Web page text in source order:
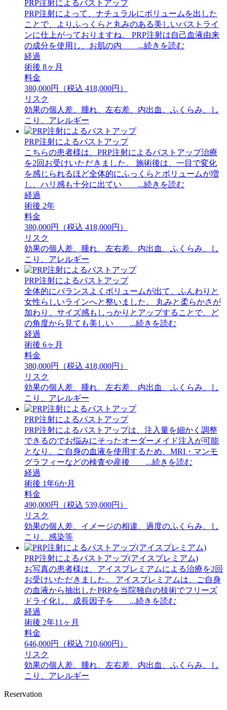
PRP注射によるバストアップ
PRP注射によって、ナチュラルにボリュームを出した
ことで、よりふっくらと丸みのある美しいバストライ
ンに仕上がっておりますね。 PRP注射は自己血液由来
の成分を使用し、お肌の内 ...続きを読む
経過
術後 8ヶ月
料金
380,000円（税込 418,000円）
リスク
効果の個人差、腫れ、左右差、内出血、ふくらみ、し
こり、アレルギー
PRP注射によるバストアップ
こちらの患者様は、PRP注射によるバストアップ治療
を2回お受けいただきました。 施術後は、一目で変化
を感じられるほど全体的にふっくらとボリュームが増
し、ハリ感も十分に出てい ...続きを読む
経過
術後 2年
料金
380,000円（税込 418,000円）
リスク
効果の個人差、腫れ、左右差、内出血、ふくらみ、し
こり、アレルギー
PRP注射によるバストアップ
全体的にバランスよくボリュームが出て、ふんわりと
女性らしいラインへと整いました。 丸みと柔らかさが
加わり、サイズ感もしっかりとアップすることで、ど
の角度から見ても美しい ...続きを読む
経過
術後 6ヶ月
料金
380,000円（税込 418,000円）
リスク
効果の個人差、腫れ、左右差、内出血、ふくらみ、し
こり、アレルギー
PRP注射によるバストアップ
PRP注射によるバストアップは、注入量を細かく調整
できるのでお悩みにそったオーダーメイド注入が可能
となり、ご自身の血液を使用するため、MRI・マンモ
グラフィーなどの検査や産後 ...続きを読む
経過
術後 1年6か月
料金
490,000円（税込 539,000円）
リスク
効果の個人差、イメージの相違、過度のふくらみ、し
こり、感染等
PRP注射によるバストアップ(アイスプレミアム)
お写真の患者様は、アイスプレミアムによる治療を2回
お受けいただきました。 アイスプレミアムは、ご自身
の血液から抽出したPRPを当院独自の技術でフリーズ
ドライ化し、成長因子を ...続きを読む
経過
術後 2年11ヶ月
料金
646,000円（税込 710,600円）
リスク
効果の個人差、腫れ、左右差、内出血、ふくらみ、し
こり、アレルギー
Reservation